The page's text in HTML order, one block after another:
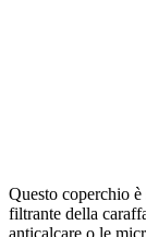
Questo coperchio
filtrante della
anticalcare o le